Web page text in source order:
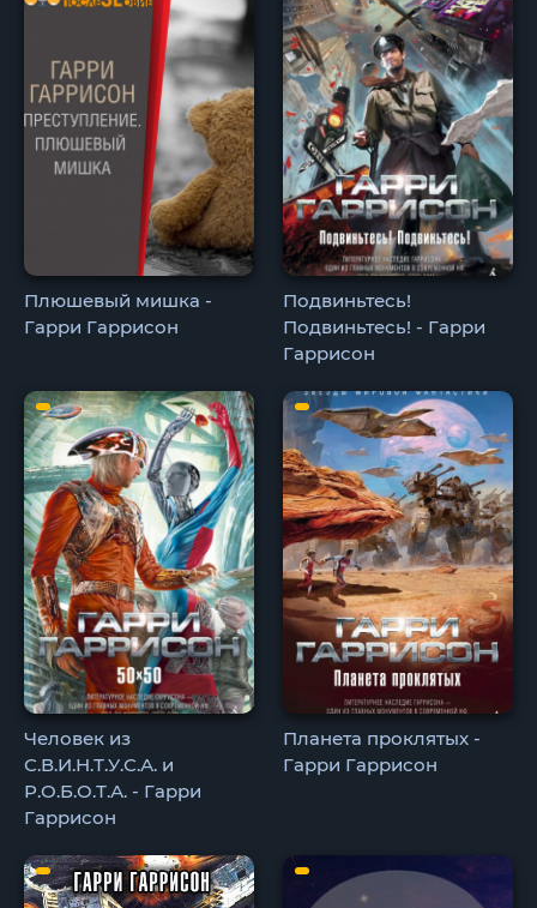
Плюшевый мишка -
Гарри Гаррисон
Подвиньтесь!
Подвиньтесь! - Гарри
Гаррисон
Человек из
С.В.И.Н.Т.У.С.А. и
Р.О.Б.О.Т.А. - Гарри
Гаррисон
Планета проклятых -
Гарри Гаррисон